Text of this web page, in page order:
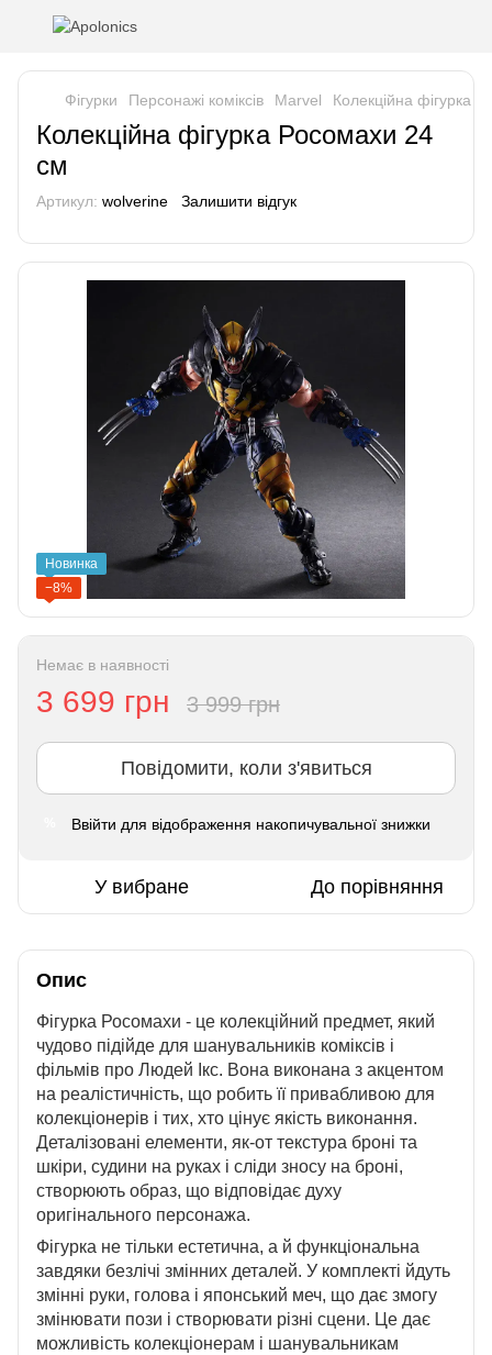
Фігурки Персонажі коміксів Marvel Колекційна фігурка
Колекційна фігурка Росомахи 24
см
Артикул: wolverine Залишити відгук
Новинка
−8%
Немає в наявності
3 699 грн 3 999 грн
Повідомити, коли з'явиться
Ввійти для відображення накопичувальної знижки
У вибране До порівняння
Опис
Фігурка Росомахи - це колекційний предмет, який
чудово підійде для шанувальників коміксів і
фільмів про Людей Ікс. Вона виконана з акцентом
на реалістичність, що робить її привабливою для
колекціонерів і тих, хто цінує якість виконання.
Деталізовані елементи, як-от текстура броні та
шкіри, судини на руках і сліди зносу на броні,
створюють образ, що відповідає духу
оригінального персонажа.
Фігурка не тільки естетична, а й функціональна
завдяки безлічі змінних деталей. У комплекті йдуть
змінні руки, голова і японський меч, що дає змогу
змінювати пози і створювати різні сцени. Це дає
можливість колекціонерам і шанувальникам